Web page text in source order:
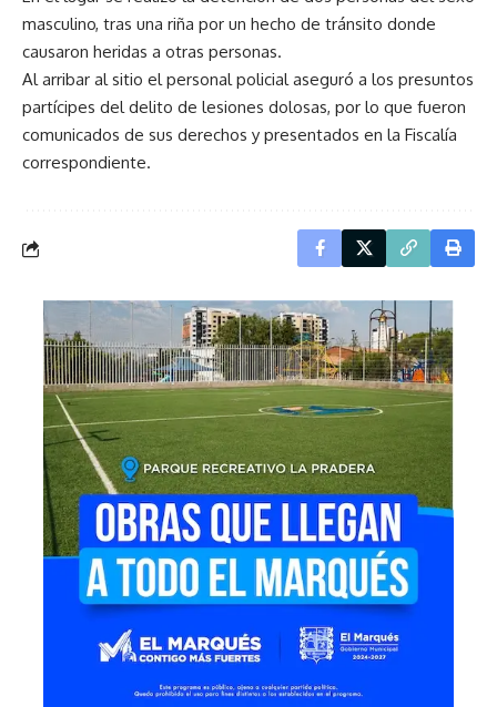
masculino, tras una riña por un hecho de tránsito donde
causaron heridas a otras personas.
Al arribar al sitio el personal policial aseguró a los presuntos
partícipes del delito de lesiones dolosas, por lo que fueron
comunicados de sus derechos y presentados en la Fiscalía
correspondiente.